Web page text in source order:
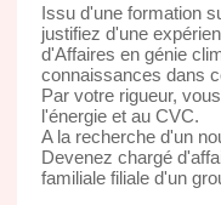
Issu d'une formation
justifiez d'une
d'Affaires en génie
connaissances dans
Par votre rigueur,
l'énergie et au CVC.
A la recherche d'un
Devenez chargé
familiale filiale d'un